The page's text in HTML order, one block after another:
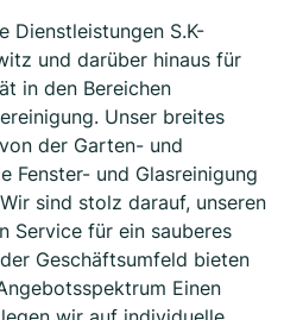
Dienstleistungen S.K-
und darüber hinaus für
in den Bereichen
Unser breites
der Garten- und
Fenster- und Glasreinigung
sind stolz darauf, unseren
Service für ein sauberes
Geschäftsumfeld bieten
Einen